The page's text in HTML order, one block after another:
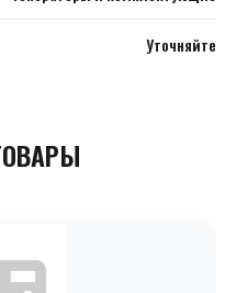
Уточняйте